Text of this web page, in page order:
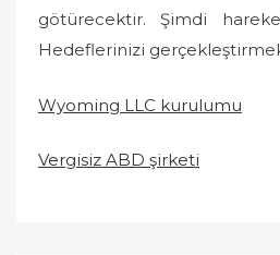
götürecektir. Şimdi
Hedeflerinizi gerçekleştirmek
Wyoming LLC kurulumu
Vergisiz ABD şirketi